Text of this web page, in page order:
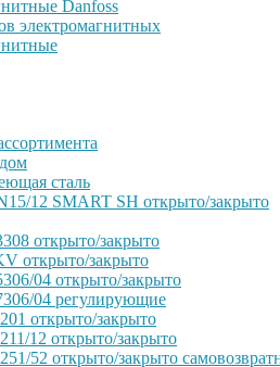
Danfoss
электромагнитных
сталь
12 SMART SH открыто/закрыто
открыто/закрыто
открыто/закрыто
04 открыто/закрыто
04 регулирующие
открыто/закрыто
12 открыто/закрыто
52 открыто/закрыто